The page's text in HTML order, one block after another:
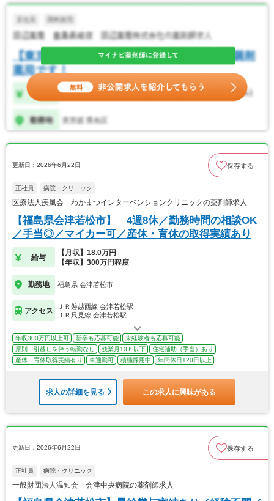
更新日：2026年6月22日 保存する
正社員 病院・クリニック
医療法人疾風会 わかまつインターベンションクリニックの薬剤師求人
【福島県会津若松市】 4週8休／勤務時間の相談OK
／手当◎／マイカー可／産休・育休の取得実績あり
給与
【月収】18.0万円
【年収】300万円程度
勤務地 福島県 会津若松市
アクセス
ＪＲ磐越西線 会津若松駅
ＪＲ只見線 会津若松駅
年収300万円以上可 新卒も応募可能
未経験者も応募可能
原則、引越しを伴う転勤なし
残業月10ｈ以下
住宅補助（手当）あり
産休・育休取得実績有り
車通勤可 積極採用中 年間休日120日以上
求人の詳細を見る この求人に興味がある
更新日：2026年6月22日 保存する
正社員 病院・クリニック
一般財団法人温知会 会津中央病院の薬剤師求人